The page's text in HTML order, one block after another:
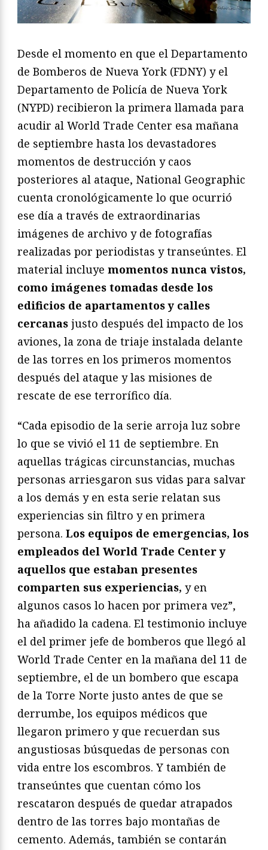
Desde el momento en que el Departamento
de Bomberos de Nueva York (FDNY) y el
Departamento de Policía de Nueva York
(NYPD) recibieron la primera llamada para
acudir al World Trade Center esa mañana
de septiembre hasta los devastadores
momentos de destrucción y caos
posteriores al ataque, National Geographic
cuenta cronológicamente lo que ocurrió
ese día a través de extraordinarias
imágenes de archivo y de fotografías
realizadas por periodistas y transeúntes. El
material incluye momentos nunca vistos,
como imágenes tomadas desde los
edificios de apartamentos y calles
cercanas justo después del impacto de los
aviones, la zona de triaje instalada delante
de las torres en los primeros momentos
después del ataque y las misiones de
rescate de ese terrorífico día.
“Cada episodio de la serie arroja luz sobre
lo que se vivió el 11 de septiembre. En
aquellas trágicas circunstancias, muchas
personas arriesgaron sus vidas para salvar
a los demás y en esta serie relatan sus
experiencias sin filtro y en primera
persona. Los equipos de emergencias, los
empleados del World Trade Center y
aquellos que estaban presentes
comparten sus experiencias, y en
algunos casos lo hacen por primera vez”,
ha añadido la cadena. El testimonio incluye
el del primer jefe de bomberos que llegó al
World Trade Center en la mañana del 11 de
septiembre, el de un bombero que escapa
de la Torre Norte justo antes de que se
derrumbe, los equipos médicos que
llegaron primero y que recuerdan sus
angustiosas búsquedas de personas con
vida entre los escombros. Y también de
transeúntes que cuentan cómo los
rescataron después de quedar atrapados
dentro de las torres bajo montañas de
cemento. Además, también se contarán